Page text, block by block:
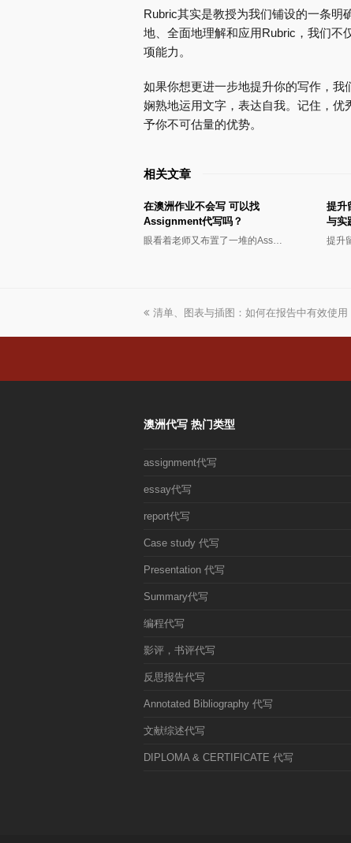
Rubric其实是教授为我们铺设的一条明
地、全面地理解和应用Rubric，我们不
项能力。
如果你想更进一步地提升你的写作，
娴熟地运用文字，表达自我。记住，
予你不可估量的优势。
相关文章
在澳洲作业不会写 可以找
Assignment代写吗？
眼看着老师又布置了一堆的Ass…
提升
与实
提升
上
章:
清单、图表与插图：如何在报告中有效使用
澳洲代写 热门类型
assignment代写
essay代写
report代写
Case study 代写
Presentation 代写
Summary代写
编程代写
影评，书评代写
反思报告代写
Annotated Bibliography 代写
文献综述代写
DIPLOMA & CERTIFICATE 代写